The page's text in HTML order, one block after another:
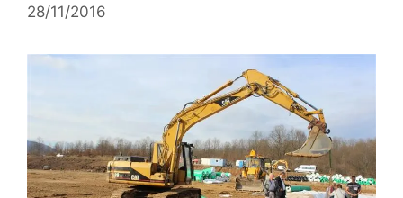
28/11/2016